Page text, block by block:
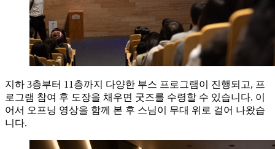
지하 3층부터 11층까지 다양한 부스 프로그램이 진행되고, 프
로그램 참여 후 도장을 채우면 굿즈를 수령할 수 있습니다. 이
어서 오프닝 영상을 함께 본 후 스님이 무대 위로 걸어 나왔습
니다.